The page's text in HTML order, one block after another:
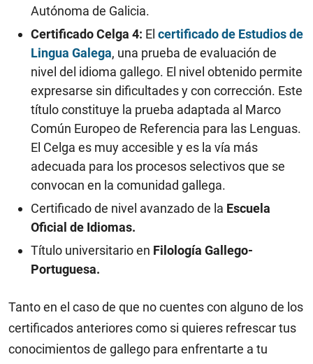
Autónoma de Galicia.
Certificado Celga 4: El certificado de Estudios de
Lingua Galega, una prueba de evaluación de
nivel del idioma gallego. El nivel obtenido permite
expresarse sin dificultades y con corrección. Este
título constituye la prueba adaptada al Marco
Común Europeo de Referencia para las Lenguas.
El Celga es muy accesible y es la vía más
adecuada para los procesos selectivos que se
convocan en la comunidad gallega.
Certificado de nivel avanzado de la Escuela
Oficial de Idiomas.
Título universitario en Filología Gallego-
Portuguesa.
Tanto en el caso de que no cuentes con alguno de los
certificados anteriores como si quieres refrescar tus
conocimientos de gallego para enfrentarte a tu